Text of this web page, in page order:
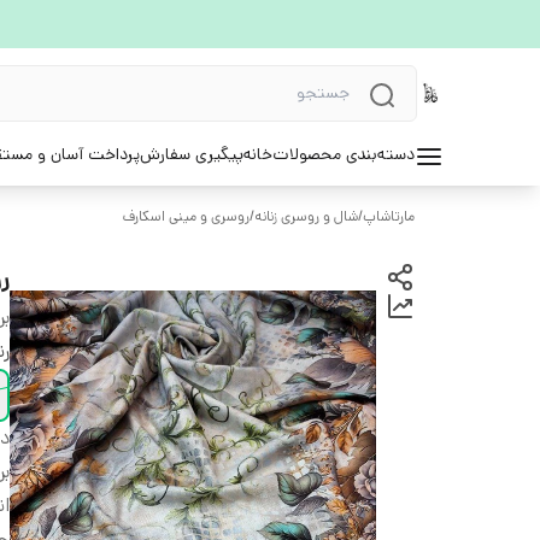
دسته‌بندی محصولاتخانهپیگیری سفارشپرداخت آسان و
مارتاشاپ/شال و روسری زنانه/روسری و مینی اسکارف